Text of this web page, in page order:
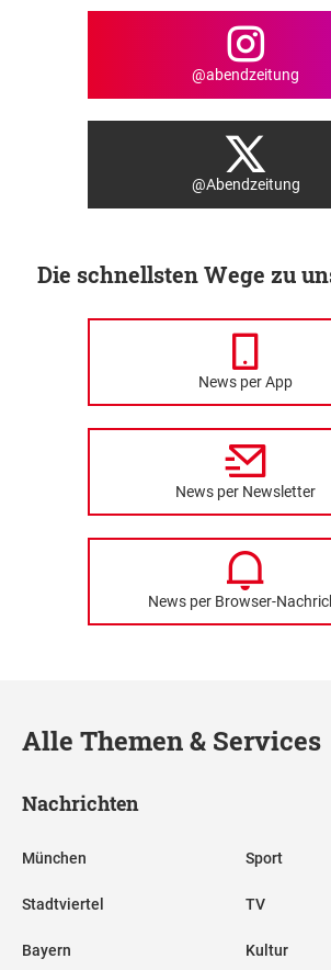
@abendzeitung
@Abendzeitung
Die schnellsten Wege zu
News per App
News per Newsletter
News per Browser-
Alle Themen & Services
Nachrichten
München
Stadtviertel
Bayern
Sport
TV
Kultur